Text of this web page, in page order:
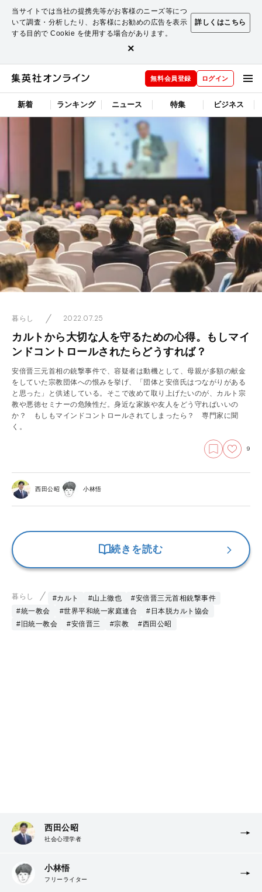
当サイトでは当社の提携先等がお客様のニーズ等につ
いて調査・分析したり、お客様にお勧めの広告を表示
する目的で Cookie を使用する場合があります。
詳しくはこちら
×
無料会員登録 ログイン
新着 ランキング ニュース 特集 ビジネス
暮らし 2022.07.25
カルトから大切な人を守るための心得。もしマイ
ンドコントロールされたらどうすれば？
安倍晋三元首相の銃撃事件で、容疑者は動機として、母親が多額の献金
をしていた宗教団体への恨みを挙げ、「団体と安倍氏はつながりがある
と思った」と供述している。そこで改めて取り上げたいのが、カルト宗
教や悪徳セミナーの危険性だ。身近な家族や友人をどう守ればいいの
か？ もしもマインドコントロールされてしまったら？ 専門家に聞
く。
9
西田公昭 小林悟
続きを読む
暮らし #カルト #山上徹也
#安倍晋三元首相銃撃事件
#統一教会
#世界平和統一家庭連合
#日本脱カルト協会
#旧統一教会
#安倍晋三 #宗教 #西田公昭
西田公昭
社会心理学者
小林悟
フリーライター